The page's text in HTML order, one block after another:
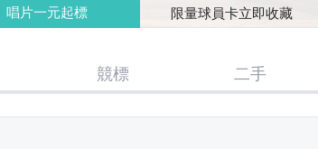
唱片一元起標 限量球員卡立即收藏
競標 二手